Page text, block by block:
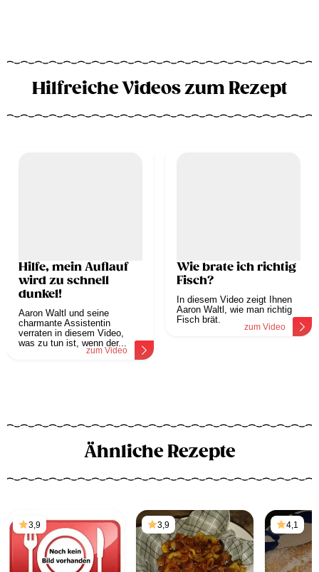
Hilfreiche Videos zum Rezept
Hilfe, mein Auflauf
wird zu schnell
dunkel!
Aaron Waltl und seine
charmante Assistentin
verraten in diesem Video,
was zu tun ist, wenn der...
zum Video
Wie brate ich richtig
Fisch?
In diesem Video zeigt Ihnen
Aaron Waltl, wie man richtig
Fisch brät.
zum Video
Ähnliche Rezepte
3,9 3,9 4,1